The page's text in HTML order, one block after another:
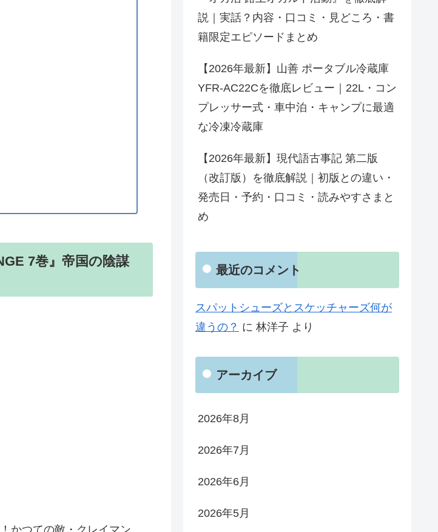
7巻』帝国の陰謀
かつての敵・クレイマン
説｜実話？内容・口コミ・見どころ・書
籍限定エピソードまとめ
【2026年最新】山善 ポータブル冷蔵庫
YFR-AC22Cを徹底レビュー｜22L・コン
プレッサー式・車中泊・キャンプに最適
な冷凍冷蔵庫
【2026年最新】現代語古事記 第二版
（改訂版）を徹底解説｜初版との違い・
発売日・予約・口コミ・読みやすさまと
め
最近のコメント
スパットシューズとスケッチャーズ何が
違うの？ に 林洋子 より
アーカイブ
2026年8月
2026年7月
2026年6月
2026年5月